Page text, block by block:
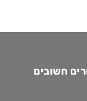
חשובים